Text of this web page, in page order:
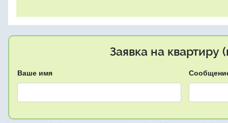
Заявка на квартиру
Ваше имя